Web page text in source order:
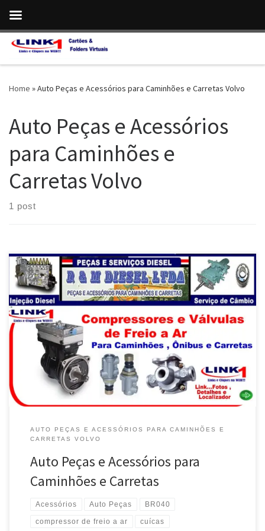
Skip to content
Home »Auto Peças e Acessórios para Caminhões e Carretas Volvo
Auto Peças e Acessórios
para Caminhões e
Carretas Volvo
1 post
Na R&M Diesel , Auto Peças e Acessórios para caminhões e
Carretas – Br 040 – Luziânia / GO Pronta Entrega e Instalação de
Lanternas e Faróis para caminhões e Carretas – Br 040 – Luziânia /
GO Serviço de freio a ar e Reposição de Compressor , caminhões
AUTO PEÇAS E ACESSÓRIOS PARA CAMINHÕES E
CARRETAS VOLVO
Auto Peças e Acessórios para
Caminhões e Carretas
Acessórios Auto Peças BR040
compressor de freio a ar cuícas